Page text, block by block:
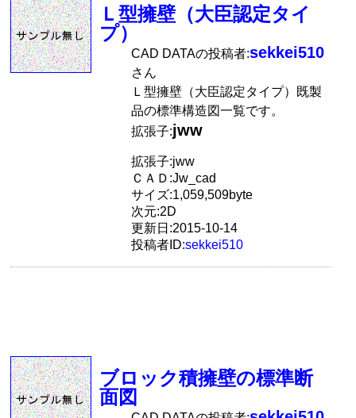
Ｌ型擁壁（大臣認定タイ
プ）
CAD DATAの投稿者:sekkei510
さん
Ｌ型擁壁（大臣認定タイプ）既製
品の標準構造図一覧です。
拡張子:jww
拡張子:jww
ＣＡＤ:Jw_cad
サイズ:1,059,509byte
次元:2D
更新日:2015-10-14
投稿者ID:sekkei510
ブロック積擁壁の標準断
面図